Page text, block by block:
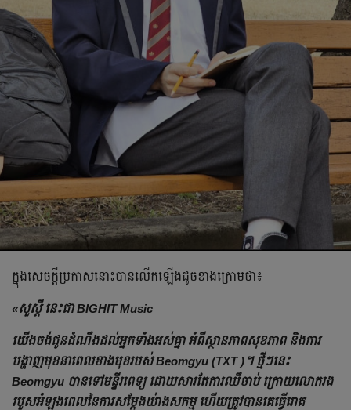
ក្នុងសេចក្ដីប្រកាសនោះបាន​លើកឡើងដូចខាងក្រោមថា៖
«សួស្តី នេះជា BIGHIT Music
យើងចង់ជូនដំណឹងដល់អ្នកទាំងអស់គ្នា អំពីស្ថានភាពសុខភាព និងការ
បង្ហាញមុខនាពេលខាងមុខរបស់ Beomgyu (TXT )។ ថ្មីៗនេះ
Beomgyu បានទៅមន្ទីរពេទ្យ ដោយសារតែការឈឹចាប់ ក្រោយលោករង
របួសអំឡុងពេលនៃការសម្ដែងយ់ាងសកម្ម ហើយត្រូវបានគេធ្វើរោគ